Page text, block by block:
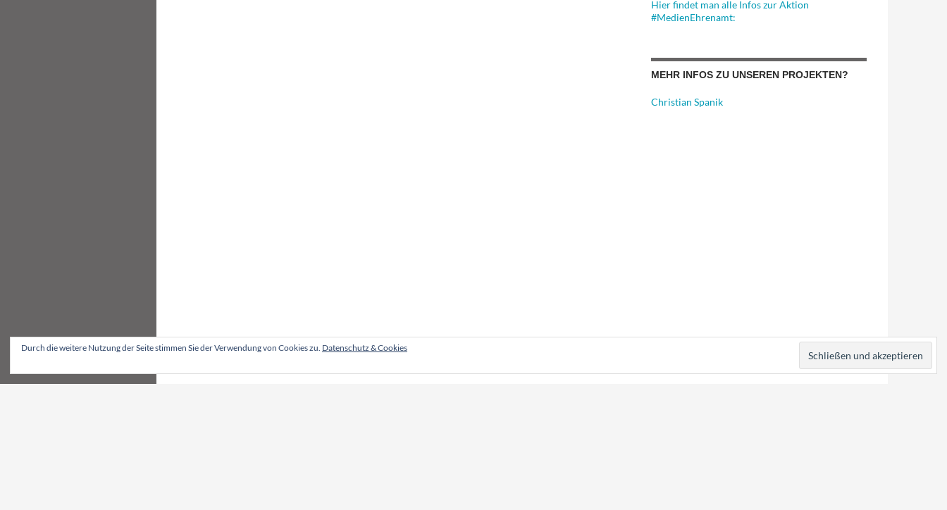
Hier findet man alle Infos zur Aktion
#MedienEhrenamt:
MEHR INFOS ZU UNSEREN PROJEKTEN?
Christian Spanik
Durch die weitere Nutzung der Seite stimmen Sie der Verwendung von Cookies zu. Datenschutz & Cookies